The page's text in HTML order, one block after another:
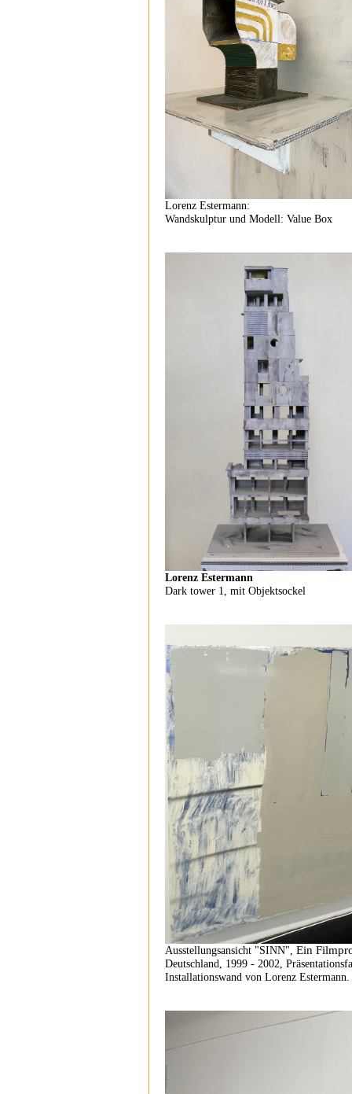
Lorenz Estermann:
Wandskulptur und Modell: Value Box
Lorenz Estermann
Dark tower 1, mit Objektsockel
Ausstellungsansicht "SINN", Ein
Deutschland, 1999 - 2002,
Installationswand von Lorenz Estermann.